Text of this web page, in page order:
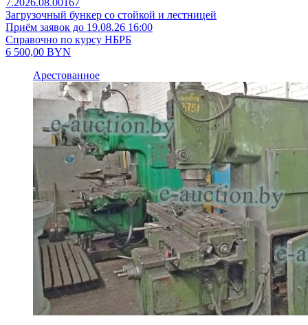
Загрузочный бункер со стойкой и лестницей
Приём заявок до 19.08.26 16:00
Справочно по курсу НБРБ
6 500,00 BYN
Арестованное